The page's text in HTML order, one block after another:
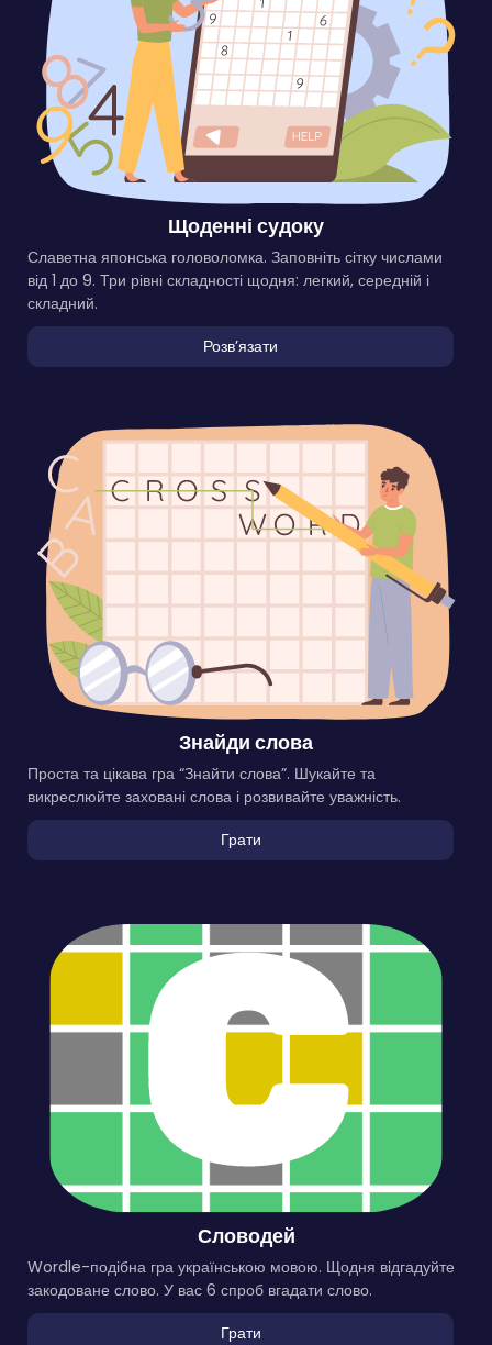
Щоденні судоку
Славетна японська головоломка. Заповніть сітку числами
від 1 до 9. Три рівні складності щодня: легкий, середній і
складний.
Розвʼязати
Знайди слова
Проста та цікава гра “Знайти слова”. Шукайте та
викреслюйте заховані слова і розвивайте уважність.
Грати
Словодей
Wordle-подібна гра українською мовою. Щодня відгадуйте
закодоване слово. У вас 6 спроб вгадати слово.
Грати